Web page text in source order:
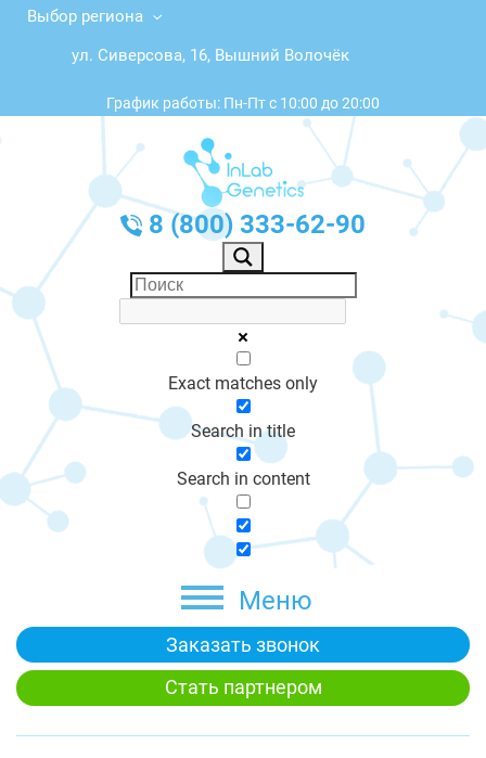
Выбор региона
ул. Сиверсова, 16, Вышний Волочёк
График работы: Пн-Пт с 10:00 до 20:00
8 (800) 333-62-90
Exact matches only
Search in title
Search in content
Меню
Заказать звонок
Стать партнером